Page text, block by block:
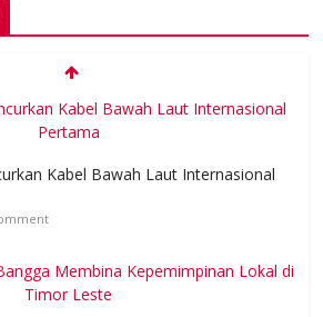
Kabel Bawah Laut Internasional